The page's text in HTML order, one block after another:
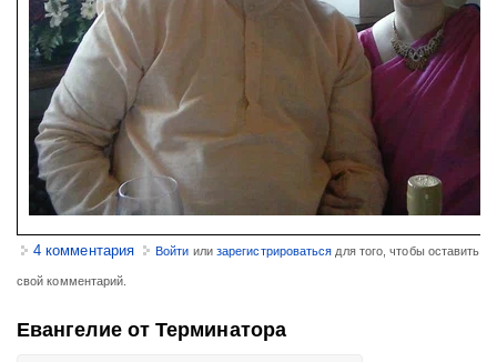
4 комментария Войти или зарегистрироваться для того, чтобы оставить
свой комментарий.
Евангелие от Терминатора